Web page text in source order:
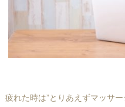
疲れた時は”とりあえずマッサー